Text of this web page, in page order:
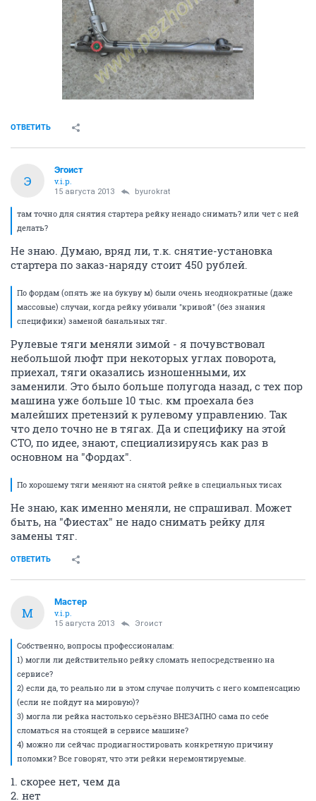
ОТВЕТИТЬ
Э
Эгоист
v.i.p.
15 августа 2013 byurokrat
там точно для снятия стартера рейку ненадо снимать? или чет с ней
делать?
Не знаю. Думаю, вряд ли, т.к. снятие-установка
стартера по заказ-наряду стоит 450 рублей.
По фордам (опять же на букуву м) были очень неоднократные (даже
массовые) случаи, когда рейку убивали "кривой" (без знания
специфики) заменой банальных тяг.
Рулевые тяги меняли зимой - я почувствовал
небольшой люфт при некоторых углах поворота,
приехал, тяги оказались изношенными, их
заменили. Это было больше полугода назад, с тех пор
машина уже больше 10 тыс. км проехала без
малейших претензий к рулевому управлению. Так
что дело точно не в тягах. Да и специфику на этой
СТО, по идее, знают, специализируясь как раз в
основном на "Фордах".
По хорошему тяги меняют на снятой рейке в специальных тисах
Не знаю, как именно меняли, не спрашивал. Может
быть, на "Фиестах" не надо снимать рейку для
замены тяг.
ОТВЕТИТЬ
М
Мастер
v.i.p.
15 августа 2013 Эгоист
Собственно, вопросы профессионалам:
1) могли ли действительно рейку сломать непосредственно на
сервисе?
2) если да, то реально ли в этом случае получить с него компенсацию
(если не пойдут на мировую)?
3) могла ли рейка настолько серьёзно ВНЕЗАПНО сама по себе
сломаться на стоящей в сервисе машине?
4) можно ли сейчас продиагностировать конкретную причину
поломки? Все говорят, что эти рейки неремонтируемые.
1. скорее нет, чем да
2. нет